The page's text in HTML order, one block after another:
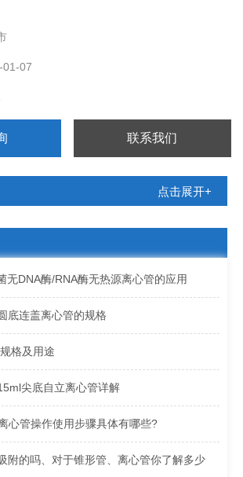
01-07
联系我们
点击展开+
无DNA酶/RNA酶无热源离心管的应用
底连盖离心管的规格
格及用途
尖底自立离心管详解
心管操作使用步骤具体有哪些?
附的吗、对于锥形管、离心管你了解多少